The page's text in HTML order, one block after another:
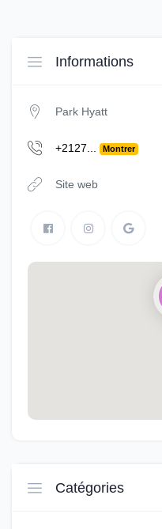
Informations
Park Hyatt
+2127... Montrer
Site web
Catégories